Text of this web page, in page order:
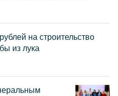
на строительство
из лука